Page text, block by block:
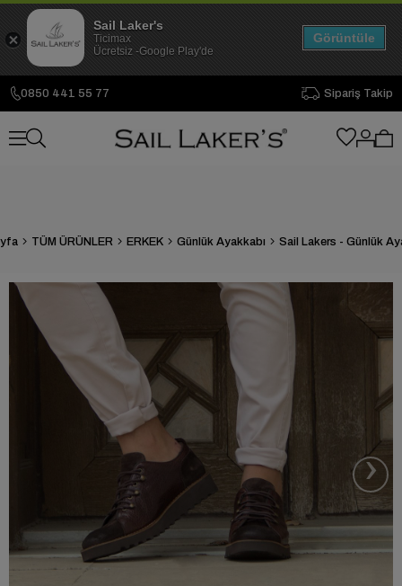
0850 441 55 77 Sipariş Takip
TÜM ÜRÜNLER ERKEK Günlük Ayakkabı Sail Lakers - Günlük
›
Sail Laker's
Ticimax
Ücretsiz -Google Play'de
Görüntüle